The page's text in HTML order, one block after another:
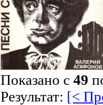
Показано с 49
Результат: [<